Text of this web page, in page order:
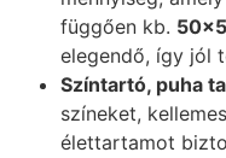
függően kb.
elegendő, így jól
Színtartó, puha
színeket,
élettartamot